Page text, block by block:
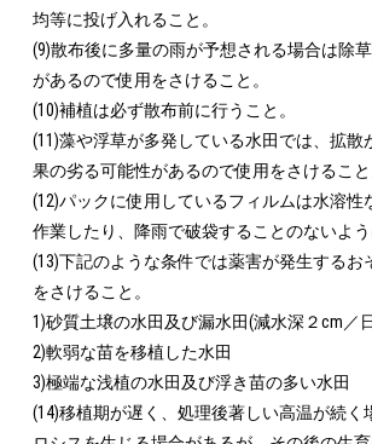
均等に投げ入れること。
(9)散布後に多量の雨が予想される場合は除
があるので使用をさけること。
(10)補植は必ず散布前に行うこと。
(11)藻や浮草が多発している水田では、拡散
果の劣る可能性があるので使用をさけること
(12)パックに使用しているフィルムは水溶性
作業したり、降雨で破袋することのないよう
(13)下記のような条件では薬害が発生するお
をさけること。
1)砂質土壌の水田及び漏水田(減水深２cm／
2)軟弱な苗を移植した水田
3)極端な浅植の水田及び浮き苗の多い水田
(14)移植期が遅く、処理後著しい高温が続く